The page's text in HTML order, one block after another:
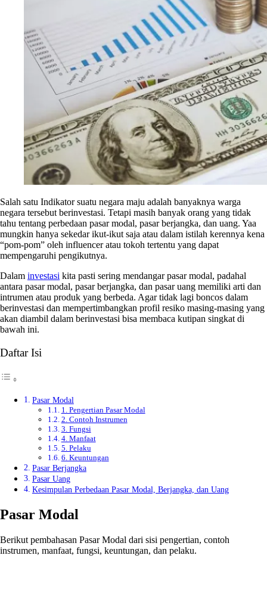
Salah satu Indikator suatu negara maju adalah banyaknya warga
negara tersebut berinvestasi. Tetapi masih banyak orang yang tidak
tahu tentang perbedaan pasar modal, pasar berjangka, dan uang. Yaa
mungkin hanya sekedar ikut-ikut saja atau dalam istilah kerennya kena
“pom-pom” oleh influencer atau tokoh tertentu yang dapat
mempengaruhi pengikutnya.
Dalam investasi kita pasti sering mendangar pasar modal, padahal
antara pasar modal, pasar berjangka, dan pasar uang memiliki arti dan
intrumen atau produk yang berbeda. Agar tidak lagi boncos dalam
berinvestasi dan mempertimbangkan profil resiko masing-masing yang
akan diambil dalam berinvestasi bisa membaca kutipan singkat di
bawah ini.
Daftar Isi
Pasar Modal
1. Pengertian Pasar Modal
2. Contoh Instrumen
3. Fungsi
4. Manfaat
5. Pelaku
6. Keuntungan
Pasar Berjangka
Pasar Uang
Kesimpulan Perbedaan Pasar Modal, Berjangka, dan Uang
Pasar Modal
Berikut pembahasan Pasar Modal dari sisi pengertian, contoh
instrumen, manfaat, fungsi, keuntungan, dan pelaku.